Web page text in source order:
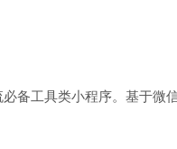
备工具类小程序。基于微